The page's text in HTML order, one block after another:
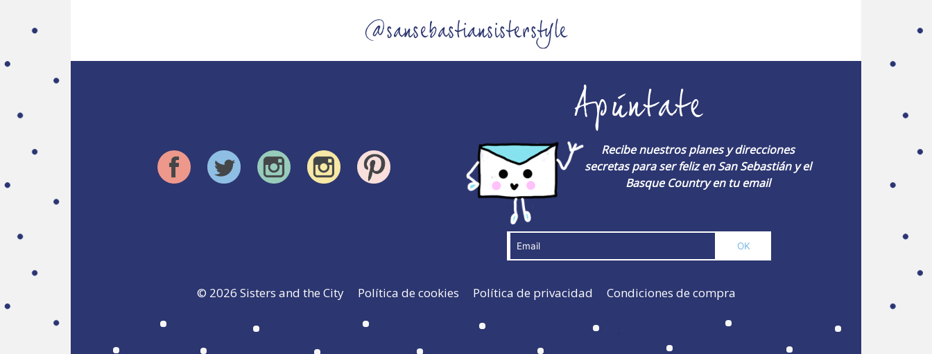
@sansebastiansisterstyle
Apúntate
Recibe nuestros planes y direcciones
secretas para ser feliz en San Sebastián y el
Basque Country en tu email
© 2026 Sisters and the City Política de cookies Política de privacidad Condiciones de compra